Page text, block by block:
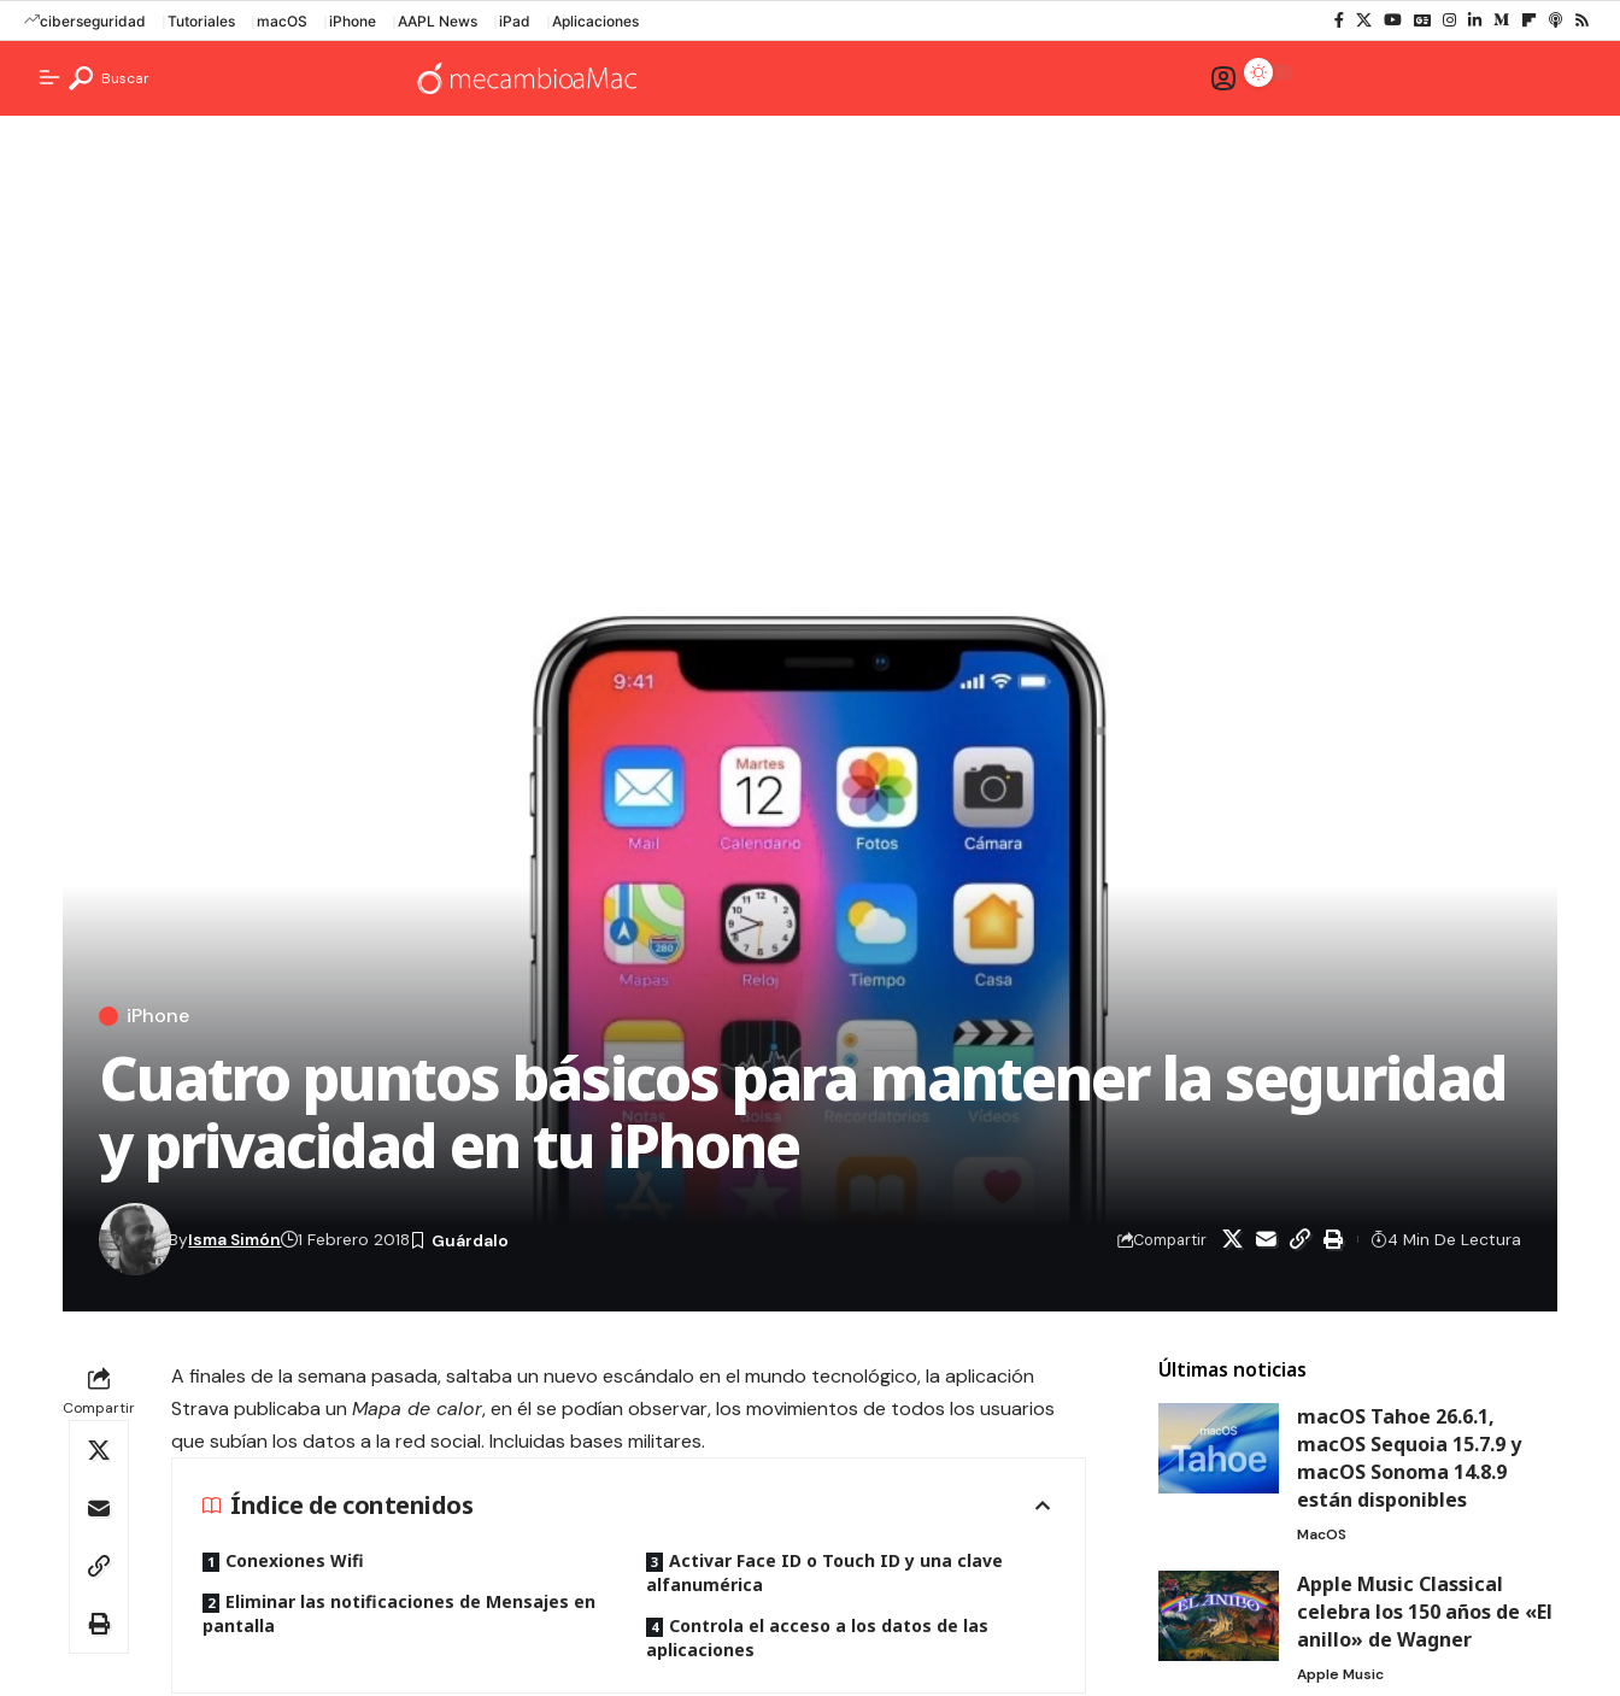
ciberseguridad Tutoriales macOS iPhone AAPL News iPad Aplicaciones
Buscar
iPhone
Cuatro puntos básicos para mantener la seguridad
y privacidad en tu iPhone
ByIsma Simón 1 Febrero 2018 Compartir 4 Min De Lectura
Compartir
A finales de la semana pasada, saltaba un nuevo escándalo en el mundo tecnológico,la aplicación
Strava publicaba un Mapa de calor, en él se podían observar, los movimientos de todos los usuarios
que subían los datos a la red social. Incluidas bases militares.
Índice de contenidos
Conexiones Wifi
Eliminar las notificaciones de Mensajes en
pantalla
Activar Face ID o Touch ID y una clave
alfanumérica
Controla el acceso a los datos de las
aplicaciones
Últimas noticias
macOS Tahoe 26.6.1,
macOS Sequoia 15.7.9 y
macOS Sonoma 14.8.9
están disponibles
MacOS
Apple Music Classical
celebra los 150 años de «El
anillo» de Wagner
Apple Music